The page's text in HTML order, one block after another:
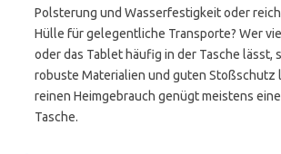
Polsterung und Wasserfestigkeit oder
Hülle für gelegentliche Transporte? Wer
oder das Tablet häufig in der Tasche lässt,
robuste Materialien und guten Stoßschutz
reinen Heimgebrauch genügt meistens
Tasche.